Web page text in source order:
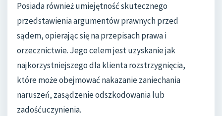
Posiada również umiejętność skutecznego
przedstawienia argumentów prawnych przed
sądem, opierając się na przepisach prawa i
orzecznictwie. Jego celem jest uzyskanie jak
najkorzystniejszego dla klienta rozstrzygnięcia,
które może obejmować nakazanie zaniechania
naruszeń, zasądzenie odszkodowania lub
zadośćuczynienia.